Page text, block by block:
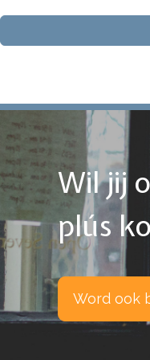
Wil jij
plús
Word ook